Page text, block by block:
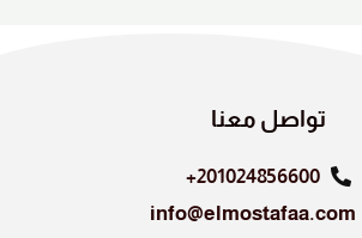
تواصل معنا
201024856600+
info@elmostafaa.com